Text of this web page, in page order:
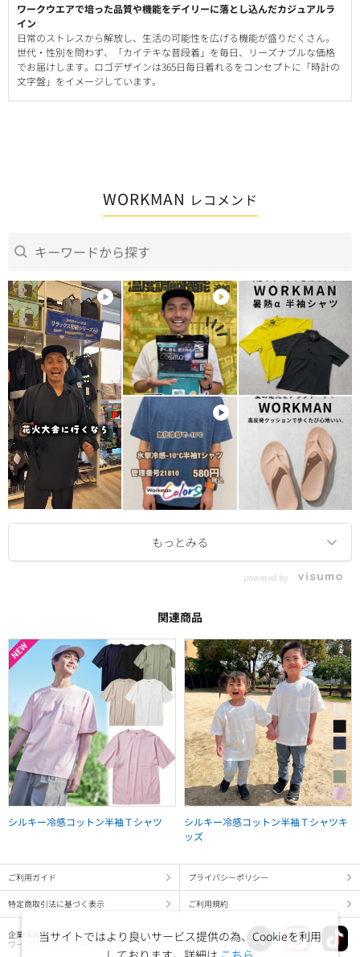
ワークウエアで培った品質や機能をデイリーに落とし込んだカジュアルラ
イン
日常のストレスから解放し、生活の可能性を広げる機能が盛りだくさん。
世代・性別を問わず、「カイテキな普段着」を毎日、リーズナブルな価格
でお届けします。ロゴデザインは365日毎日着れるをコンセプトに「時計の
文字盤」をイメージしています。
WORKMAN レコメンド
powered by
関連商品
シルキー冷感コットン半袖Ｔシャツ
シルキー冷感コットン半袖Ｔシャツキ
ッズ
ご利用ガイド プライバシーポリシー
特定商取引法に基づく表示 ご利用規約
企業情報
ワークマン コーポレートサイト
当サイトではより良いサービス提供の為、Cookieを利用